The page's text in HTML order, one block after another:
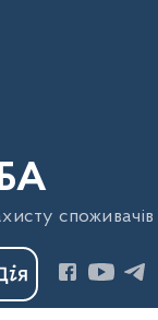
споживачів